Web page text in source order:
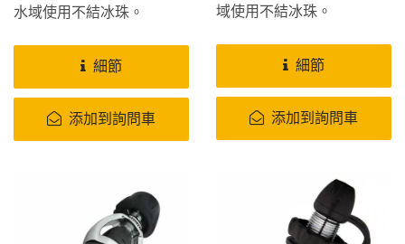
水域使用不結冰珠。
細節
添加到詢問車
域使用不結冰珠。
細節
添加到詢問車